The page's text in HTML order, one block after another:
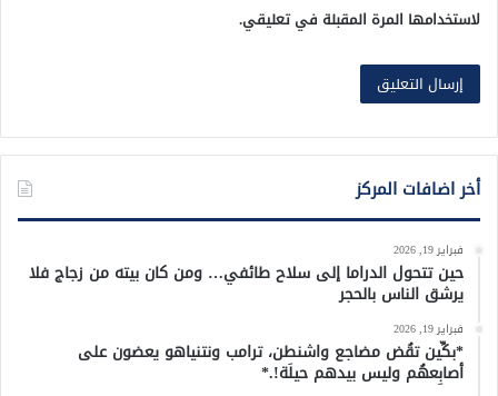
لاستخدامها المرة المقبلة في تعليقي.
أخر اضافات المركز
فبراير 19, 2026
حين تتحول الدراما إلى سلاح طائفي… ومن كان بيته من زجاج فلا
يرشق الناس بالحجر
فبراير 19, 2026
*بكِّين تقُض مضاجع واشنطن، ترامب ونتنياهو يعضون على
أصابِعهُم وليس بيدهم حيلَة!.*